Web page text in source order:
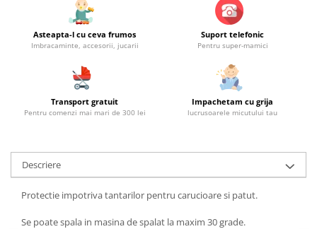
Asteapta-l cu ceva frumos
Imbracaminte, accesorii, jucarii
Suport telefonic
Pentru super-mamici
Transport gratuit
Pentru comenzi mai mari de 300 lei
Impachetam cu grija
lucrusoarele micutului tau
Descriere
Protectie impotriva tantarilor pentru carucioare si patut.
Se poate spala in masina de spalat la maxim 30 grade.